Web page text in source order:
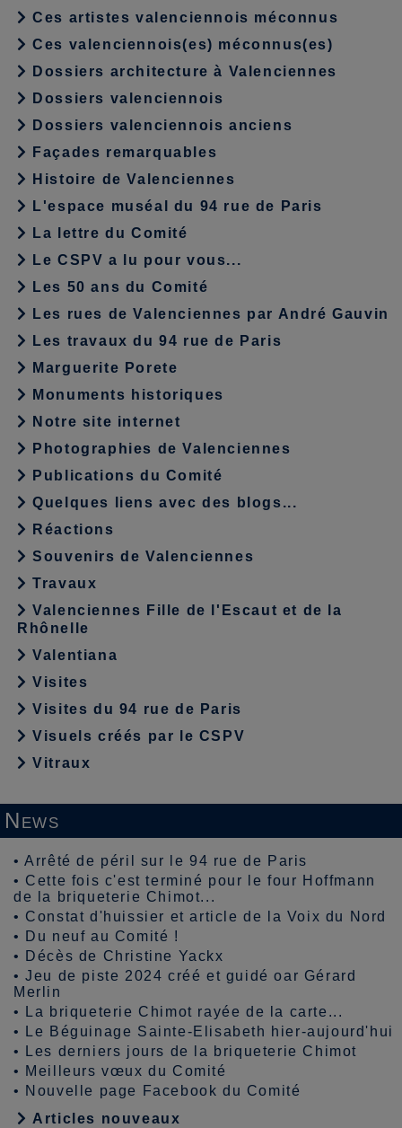
Ces artistes valenciennois méconnus
Ces valenciennois(es) méconnus(es)
Dossiers architecture à Valenciennes
Dossiers valenciennois
Dossiers valenciennois anciens
Façades remarquables
Histoire de Valenciennes
L'espace muséal du 94 rue de Paris
La lettre du Comité
Le CSPV a lu pour vous...
Les 50 ans du Comité
Les rues de Valenciennes par André Gauvin
Les travaux du 94 rue de Paris
Marguerite Porete
Monuments historiques
Notre site internet
Photographies de Valenciennes
Publications du Comité
Quelques liens avec des blogs...
Réactions
Souvenirs de Valenciennes
Travaux
Valenciennes Fille de l'Escaut et de la
Rhônelle
Valentiana
Visites
Visites du 94 rue de Paris
Visuels créés par le CSPV
Vitraux
News
•Arrêté de péril sur le 94 rue de Paris
• Cette fois c'est terminé pour le four Hoffmann
de la briqueterie Chimot...
• Constat d'huissier et article de la Voix du Nord
•
Du neuf au Comité !
•
Décès de Christine Yackx
•Jeu de piste 2024 créé et guidé oar Gérard
Merlin
•
La briqueterie Chimot rayée de la carte...
•
Le Béguinage Sainte-Elisabeth hier-aujourd'hui
•
Les derniers jours de la briqueterie Chimot
• Meilleurs vœux du Comité
• Nouvelle page Facebook du Comité
Articles nouveaux